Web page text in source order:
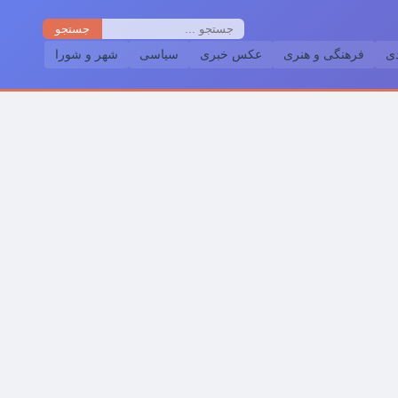
جستجو
فرهنگی و هنری عکس خبری سیاسی شهر و شورا